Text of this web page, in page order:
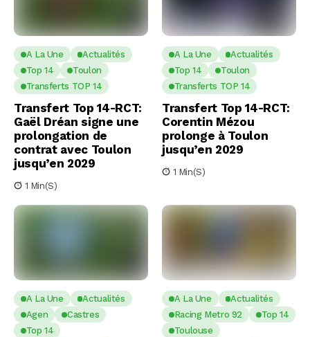
A La Une
Actualités
Top 14
Toulon
Transferts TOP 14
Transfert Top 14-RCT:
Gaël Dréan signe une
prolongation de
contrat avec Toulon
jusqu’en 2029
1 Min(s)
A La Une
Actualités
Top 14
Toulon
Transferts TOP 14
Transfert Top 14-RCT:
Corentin Mézou
prolonge à Toulon
jusqu’en 2029
1 Min(s)
A La Une
Actualités
Agen
Castres
Top 14
A La Une
Actualités
Racing Metro 92
Top 14
Toulouse